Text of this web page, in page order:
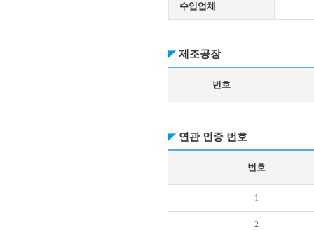
수입업체
제조공장
번호
연관 인증 번호
번호
1
2